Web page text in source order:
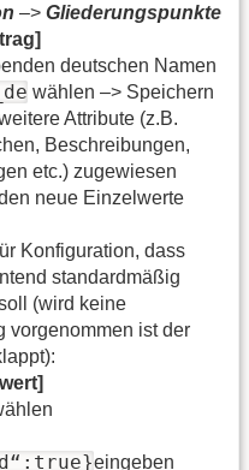
–> Gliederungspunkte
deutschen Namen
wählen –> Speichern
Attribute (z.B.
Beschreibungen,
etc.) zugewiesen
neue Einzelwerte
Konfiguration, dass
standardmäßig
(wird keine
vorgenommen ist der
eingeben